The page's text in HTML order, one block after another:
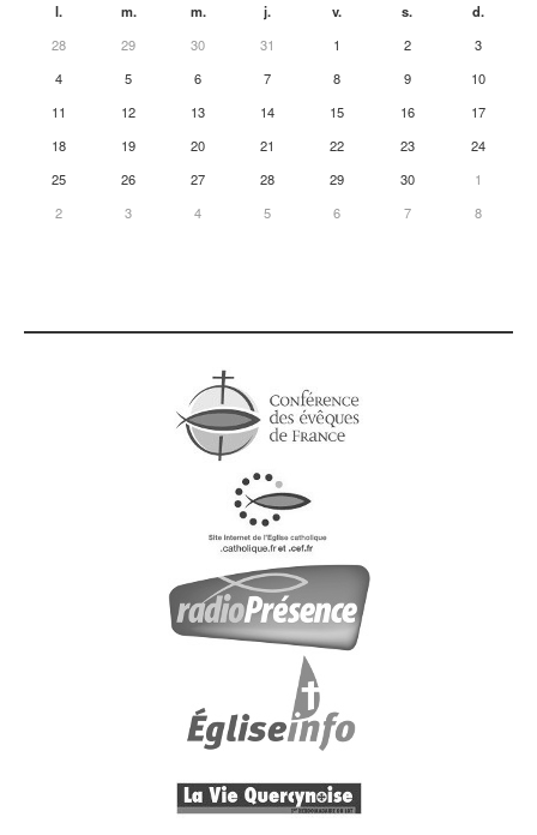
l.
m. m. j. v. s.
d.
28
29 30 31 1 2
3
4
5 6 7 8 9
10
11
12 13 14 15 16
17
18
19 20 21 22 23
24
25
26 27 28 29 30
1
2
3 4 5 6 7 8